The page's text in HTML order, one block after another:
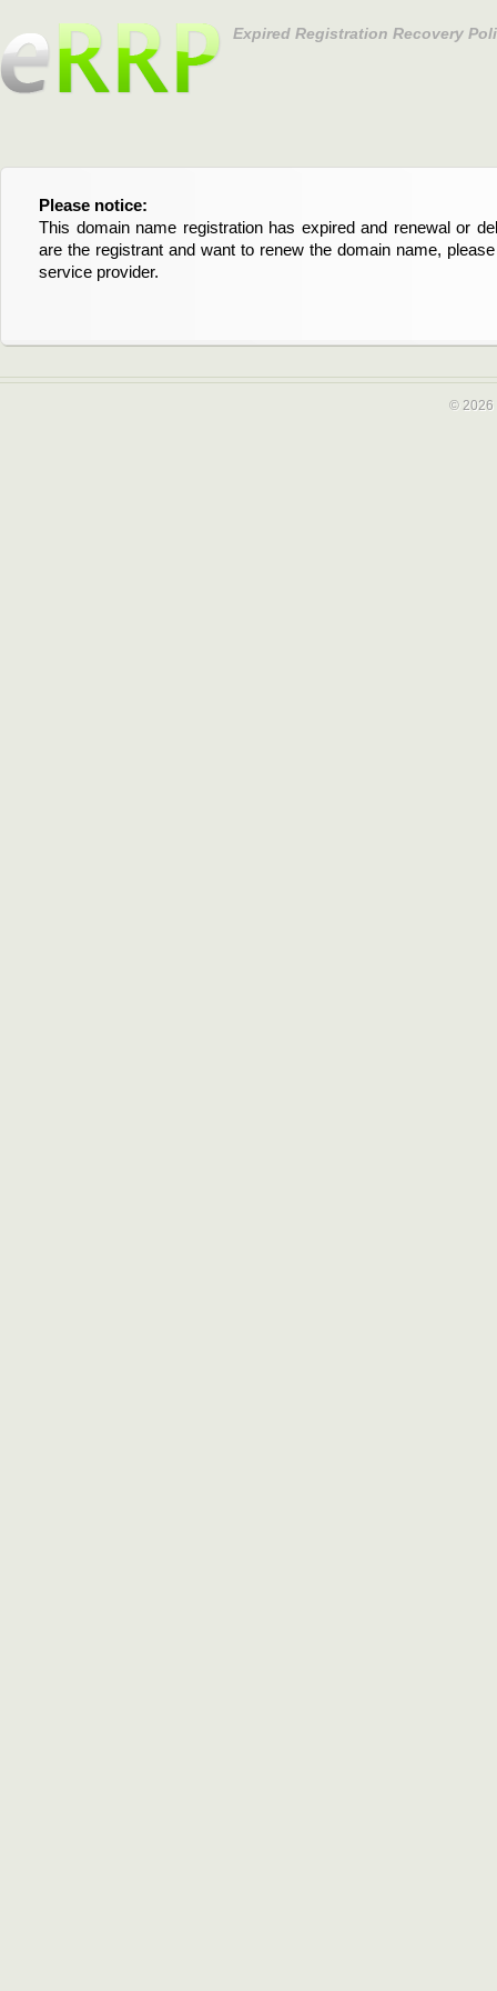
Expired Registration Recovery
Please notice:
This domain name registration has expired and renewal or
are the registrant and want to renew the domain name,
service provider.
Bitte beachten Sie:
Diese Domainregistrierung ist abgelaufen und die
Domain stehen an. Wenn Sie der Registrant sind und
verlängern möchten, kontaktieren Sie bitte Ihren Service-
© 2026